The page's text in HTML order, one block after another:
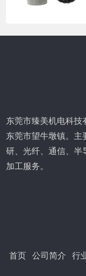
东莞市臻美机电科
东莞市望牛墩镇。
研、光纤、通信、半
加工服务。
首页 公司简介 行